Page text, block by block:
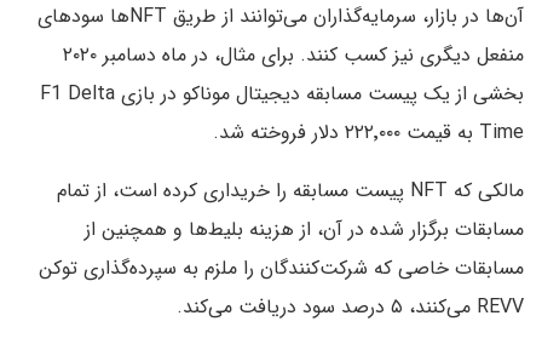
آن‌ها در بازار، سرمایه‌گذاران می‌توانند از طریق NFTها سودهای
منفعل دیگری نیز کسب کنند. برای مثال، در ماه دسامبر ۲۰۲۰
بخشی از یک پیست مسابقه دیجیتال موناکو در بازی F1 Delta
Time به قیمت ۲۲۲٬۰۰۰ دلار فروخته شد.
مالکی که NFT پیست مسابقه را خریداری کرده است، از تمام
مسابقات برگزار شده در آن، از هزینه بلیط‌ها و همچنین از
مسابقات خاصی که شرکت‌کنندگان را ملزم به سپرده‌گذاری توکن
REVV می‌کنند، ۵ درصد سود دریافت می‌کند.